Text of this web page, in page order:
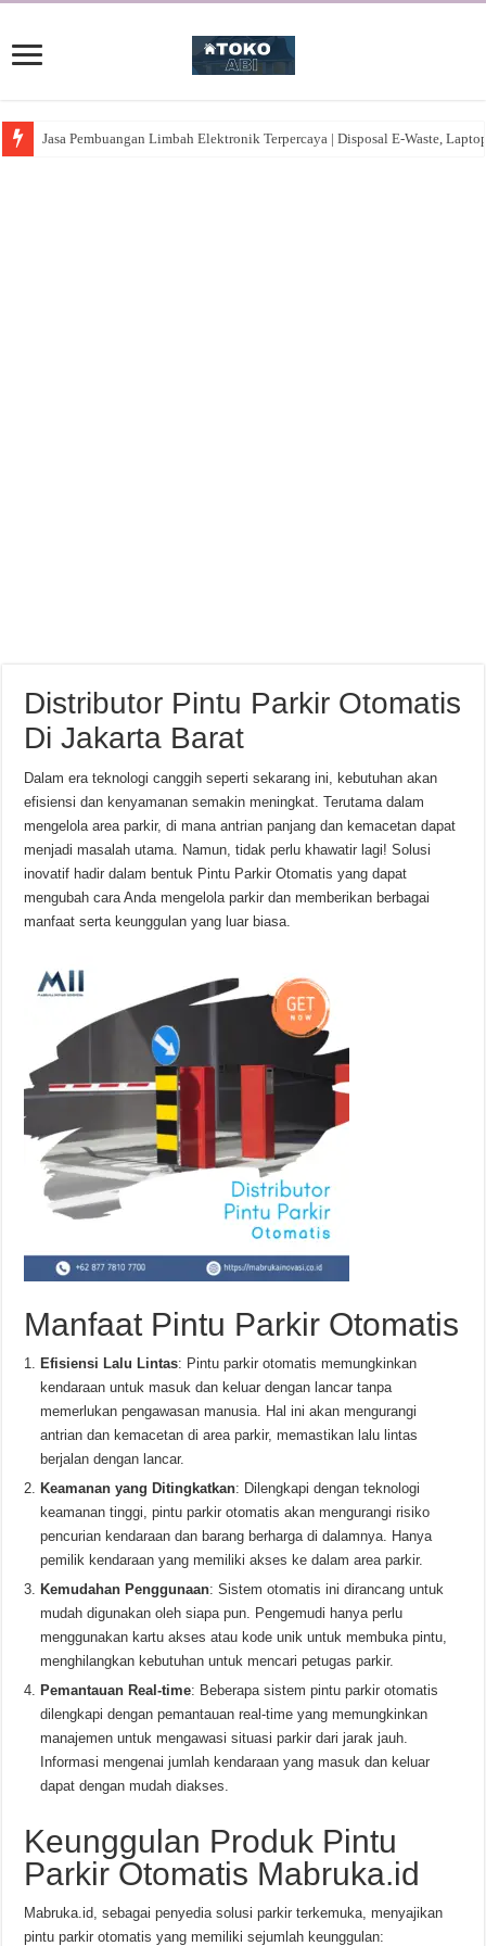
Jasa Pembuangan Limbah Elektronik Terpercaya | Disposal E-Waste,
Distributor Pintu Parkir Otomatis
Di Jakarta Barat
Dalam era teknologi canggih seperti sekarang ini, kebutuhan akan
efisiensi dan kenyamanan semakin meningkat. Terutama dalam
mengelola area parkir, di mana antrian panjang dan kemacetan dapat
menjadi masalah utama. Namun, tidak perlu khawatir lagi! Solusi
inovatif hadir dalam bentuk Pintu Parkir Otomatis yang dapat
mengubah cara Anda mengelola parkir dan memberikan berbagai
manfaat serta keunggulan yang luar biasa.
Manfaat Pintu Parkir Otomatis
Efisiensi Lalu Lintas: Pintu parkir otomatis memungkinkan
kendaraan untuk masuk dan keluar dengan lancar tanpa
memerlukan pengawasan manusia. Hal ini akan mengurangi
antrian dan kemacetan di area parkir, memastikan lalu lintas
berjalan dengan lancar.
Keamanan yang Ditingkatkan: Dilengkapi dengan teknologi
keamanan tinggi, pintu parkir otomatis akan mengurangi risiko
pencurian kendaraan dan barang berharga di dalamnya. Hanya
pemilik kendaraan yang memiliki akses ke dalam area parkir.
Kemudahan Penggunaan: Sistem otomatis ini dirancang untuk
mudah digunakan oleh siapa pun. Pengemudi hanya perlu
menggunakan kartu akses atau kode unik untuk membuka pintu,
menghilangkan kebutuhan untuk mencari petugas parkir.
Pemantauan Real-time: Beberapa sistem pintu parkir otomatis
dilengkapi dengan pemantauan real-time yang memungkinkan
manajemen untuk mengawasi situasi parkir dari jarak jauh.
Informasi mengenai jumlah kendaraan yang masuk dan keluar
dapat dengan mudah diakses.
Keunggulan Produk Pintu
Parkir Otomatis Mabruka.id
Mabruka.id, sebagai penyedia solusi parkir terkemuka, menyajikan
pintu parkir otomatis yang memiliki sejumlah keunggulan: